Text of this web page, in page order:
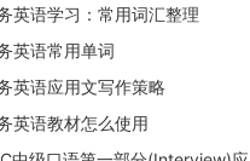
英语学习：常用词汇整理
英语常用单词
英语应用文写作策略
英语教材怎么使用